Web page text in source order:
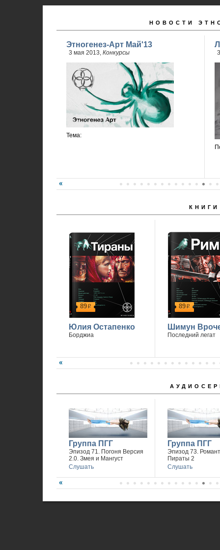
НОВОСТИ
Этногенез-Арт Май'13
3 мая 2013, Конкурсы
Тема:
КНИГИ
89р
Юлия Остапенко
Борджиа
89р
Шимун
Последний легат
Группа ПГГ
Эпизод 71. Погоня Версия
2.0. Змея и Мангуст
Слушать
Группа ПГГ
Эпизод 73.
Пираты 2
Слушать